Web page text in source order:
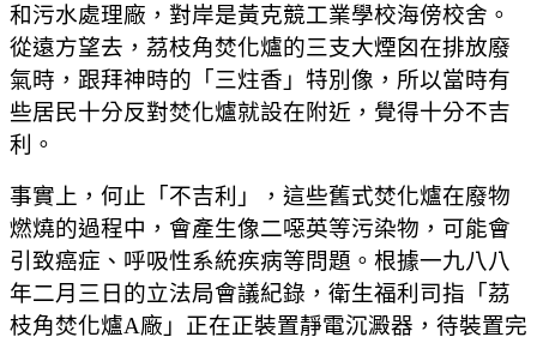
和污水處理廠，對岸是黃克競工業學校海傍校舍。
從遠方望去，茘枝角焚化爐的三支大煙囟在排放廢
氣時，跟拜神時的「三炷香」特別像，所以當時有
些居民十分反對焚化爐就設在附近，覺得十分不吉
利。
事實上，何止「不吉利」，這些舊式焚化爐在廢物
燃燒的過程中，會產生像二噁英等污染物，可能會
引致癌症、呼吸性系統疾病等問題。根據一九八八
年二月三日的立法局會議紀錄，衛生福利司指「茘
枝角焚化爐A廠」正在正裝置靜電沉澱器，待裝置完